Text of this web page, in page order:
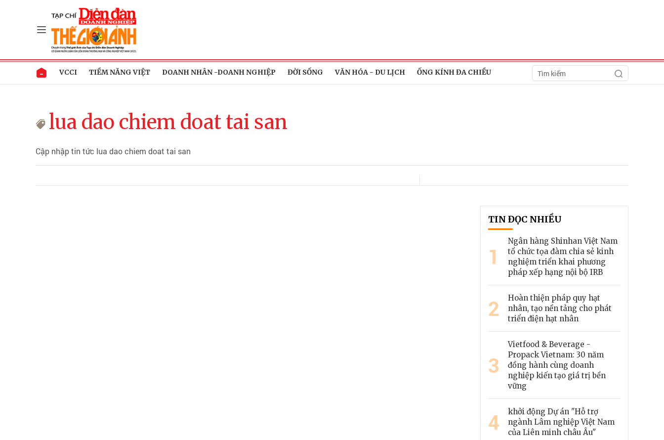
VCCI TIỀM NĂNG VIỆT DOANH NHÂN -DOANH NGHIỆP ĐỜI SỐNG VĂN HÓA - DU LỊCH ỐNG KÍNH ĐA CHIỀU
lua dao chiem doat tai san
Cập nhập tin tức lua dao chiem doat tai san
TIN ĐỌC NHIỀU
1
Ngân hàng Shinhan Việt Nam
tổ chức tọa đàm chia sẻ kinh
nghiệm triển khai phương
pháp xếp hạng nội bộ IRB
2
Hoàn thiện pháp quy hạt
nhân, tạo nền tảng cho phát
triển điện hạt nhân
3
Vietfood & Beverage -
Propack Vietnam: 30 năm
đồng hành cùng doanh
nghiệp kiến tạo giá trị bền
vững
4
khởi động Dự án "Hỗ trợ
ngành Lâm nghiệp Việt Nam
của Liên minh châu Âu"